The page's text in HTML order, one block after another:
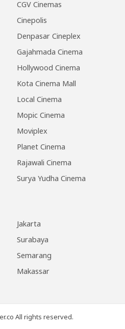
CGV Cinemas
Cinepolis
Denpasar Cineplex
Gajahmada Cinema
Hollywood Cinema
Kota Cinema Mall
Local Cinema
Mopic Cinema
Moviplex
Planet Cinema
Rajawali Cinema
Surya Yudha Cinema
Jakarta
Surabaya
Semarang
Makassar
All rights reserved.